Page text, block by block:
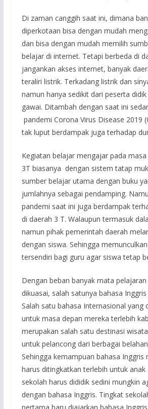
Di zaman canggih saat ini, dimana
diperkotaan bisa dengan mudah
dan bisa dengan mudah memilih
belajar di internet. Tetapi berbeda di
jangankan akses internet, banyak
teraliri listrik. Terkadang listrik dan
namun hanya sedikit dari peserta
gawai. Ditambah dengan saat ini
pandemi Corona Virus Disease 2019
tak luput berdampak juga terhadap
Kegiatan belajar mengajar pada
3T biasanya dengan sistem tatap
sumber belajar utama dengan buku
jumlahnya sebagai pendamping.
pandemi saat ini juga berdampak
di daerah 3 T. Walaupun termasuk
namun pihak pemerintah daerah
dengan siswa. Sehingga
tersendiri bagi guru agar siswa tetap
Dengan beban banyak mata
dikuasai, salah satunya bahasa
Salah satu bahasa Internasional yang
untuk masa depan mereka terlebih
merupakan salah satu destinasi
untuk pelancong dari berbagai
Sehingga kemampuan bahasa Inggris
harus ditingkatkan terlebih untuk anak
sekolah harus dididik sedini mungkin
dengan bahasa Inggris. Tingkat